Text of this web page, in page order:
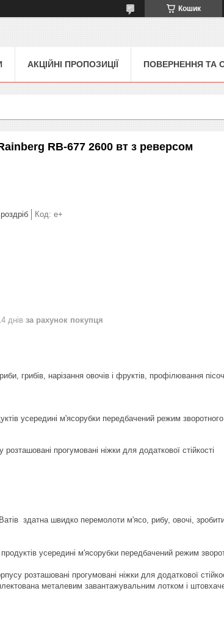
Кошик
АКЦІЙНІ ПРОПОЗИЦІЇ ПОВЕРНЕННЯ ТА
RB-677 2600 вт з реверсом
Код: е+
днів за рахунок покупця
грибів, нарізання овочів і фруктів, профілювання
усередині м'ясорубки передбачений режим
прогумовані ніжки для додаткової стійкості
здатна швидко перемолоти м'ясо, рибу, овочі,
усередині м'ясорубки передбачений режим
розташовані прогумовані ніжки для додаткової
металевим завантажувальним лотком і